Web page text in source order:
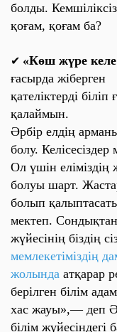
болды. Кемшіліксіз
қоғам, қоғам ба?
✔ «Көш жүре келе
ғасырда жіберген
қателіктерді
қалаймын.
Әрбір елдің
болу. Келісесіздер
Ол үшін
болуы шарт.
болып
мектеп. Сондықтан
жүйесінің біздің
мемлекетіміздің
жолында атқарар
берілген білім
хас жауы»,— деп
білім жүйесіндегі